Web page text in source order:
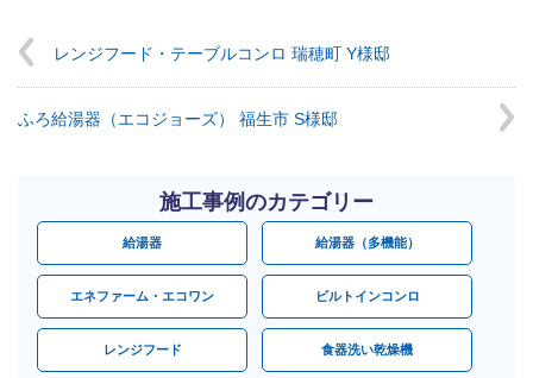
レンジフード・テーブルコンロ 瑞穂町 Y様邸
ふろ給湯器（エコジョーズ） 福生市 S様邸
施工事例のカテゴリー
給湯器 給湯器（多機能）
エネファーム・エコワン ビルトインコンロ
レンジフード 食器洗い乾燥機